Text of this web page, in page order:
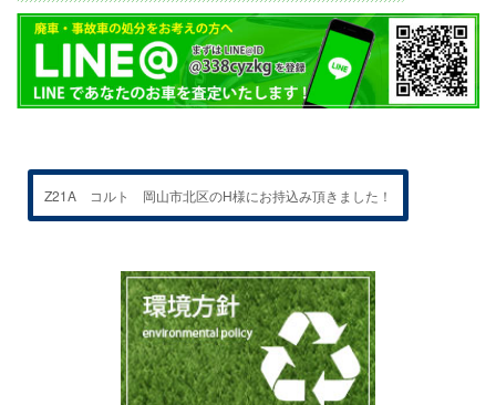
Z21A コルト 岡山市北区のH様にお持込み頂きました！